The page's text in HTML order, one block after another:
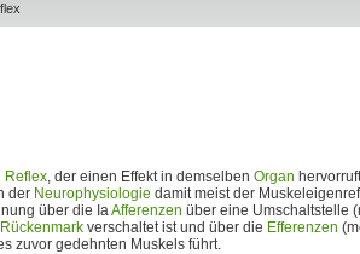
Reflex, der einen Effekt in demselben Organ
der Neurophysiologie damit meist der
über die IaAfferenzen über eine Umschaltstelle
Rückenmark verschaltet ist und über die Efferenzen
zuvor gedehnten Muskels führt.